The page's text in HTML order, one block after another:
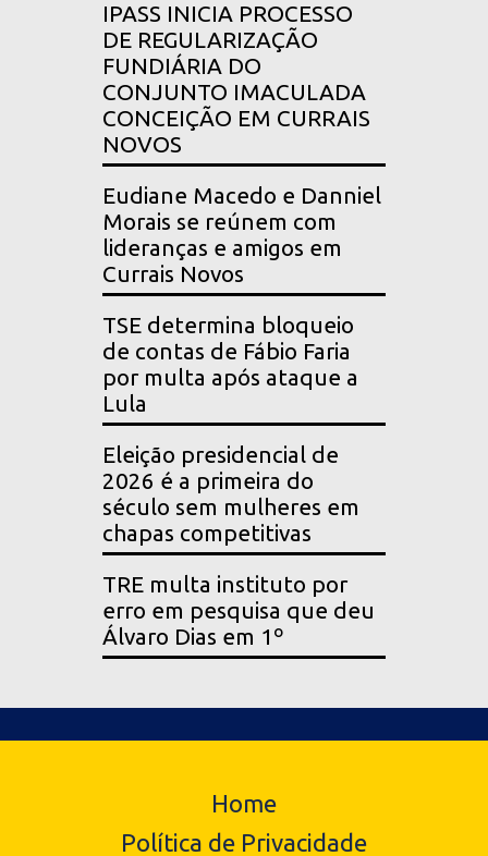
IPASS INICIA PROCESSO
DE REGULARIZAÇÃO
FUNDIÁRIA DO
CONJUNTO IMACULADA
CONCEIÇÃO EM CURRAIS
NOVOS
Eudiane Macedo e Danniel
Morais se reúnem com
lideranças e amigos em
Currais Novos
TSE determina bloqueio
de contas de Fábio Faria
por multa após ataque a
Lula
Eleição presidencial de
2026 é a primeira do
século sem mulheres em
chapas competitivas
TRE multa instituto por
erro em pesquisa que deu
Álvaro Dias em 1º
Home
Política de Privacidade